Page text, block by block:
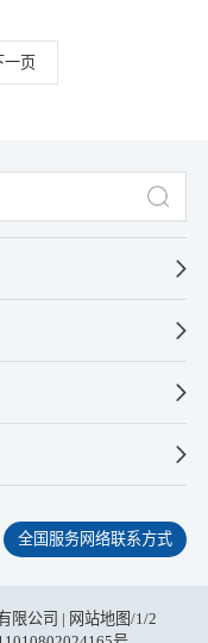
一页
全国服务网络联系方式
限公司 | 网站地图/1 /2